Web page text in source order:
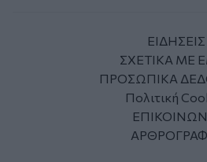
ΕΙΔΗΣΕΙΣ
ΣΧΕΤΙΚΑ ΜΕ
ΠΡΟΣΩΠΙΚΑ
Πολιτική